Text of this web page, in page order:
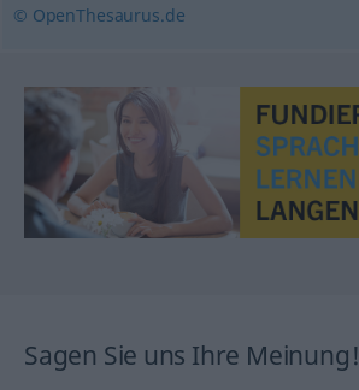
© OpenThesaurus.de
Sagen Sie uns Ihre Meinung!